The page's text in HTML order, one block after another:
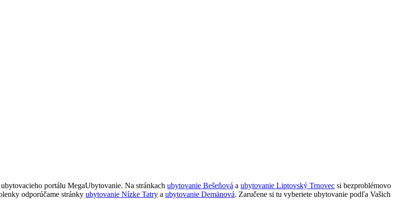
portálu MegaUbytovanie. Na stránkach ubytovanie Bešeňová a ubytovanie Liptovský Trnovec si bezproblémovo
odporúčame stránky ubytovanie Nízke Tatry a ubytovanie Demänová. Zaručene si tu vyberiete ubytovanie podľa Vašich